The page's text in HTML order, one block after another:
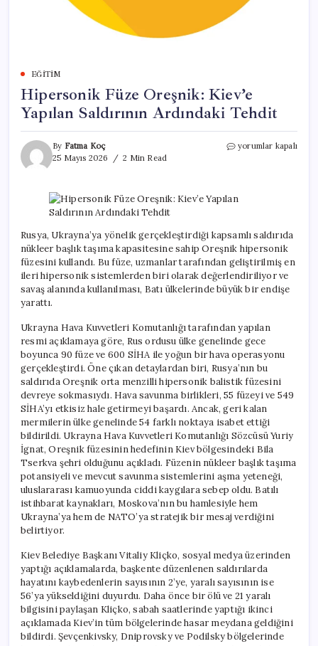
EĞITIM
Hipersonik Füze Oreşnik: Kiev’e
Yapılan Saldırının Ardındaki Tehdit
By Fatma Koç
25 Mayıs 2026
2 Min Read
Hipersonik
Tehdit
yorumlar kapalı
Rusya, Ukrayna’ya yönelik gerçekleştirdiği kapsamlı saldırıda
nükleer başlık taşıma kapasitesine sahip Oreşnik hipersonik
füzesini kullandı. Bu füze, uzmanlar tarafından geliştirilmiş en
ileri hipersonik sistemlerden biri olarak değerlendiriliyor ve
savaş alanında kullanılması, Batı ülkelerinde büyük bir endişe
yarattı.
Ukrayna Hava Kuvvetleri Komutanlığı tarafından yapılan
resmi açıklamaya göre, Rus ordusu ülke genelinde gece
boyunca 90 füze ve 600 SİHA ile yoğun bir hava operasyonu
gerçekleştirdi. Öne çıkan detaylardan biri, Rusya’nın bu
saldırıda Oreşnik orta menzilli hipersonik balistik füzesini
devreye sokmasıydı. Hava savunma birlikleri, 55 füzeyi ve 549
SİHA’yı etkisiz hale getirmeyi başardı. Ancak, geri kalan
mermilerin ülke genelinde 54 farklı noktaya isabet ettiği
bildirildi. Ukrayna Hava Kuvvetleri Komutanlığı Sözcüsü Yuriy
İgnat, Oreşnik füzesinin hedefinin Kiev bölgesindeki Bila
Tserkva şehri olduğunu açıkladı. Füzenin nükleer başlık taşıma
potansiyeli ve mevcut savunma sistemlerini aşma yeteneği,
uluslararası kamuoyunda ciddi kaygılara sebep oldu. Batılı
istihbarat kaynakları, Moskova’nın bu hamlesiyle hem
Ukrayna’ya hem de NATO’ya stratejik bir mesaj verdiğini
belirtiyor.
Kiev Belediye Başkanı Vitaliy Kliçko, sosyal medya üzerinden
yaptığı açıklamalarda, başkente düzenlenen saldırılarda
hayatını kaybedenlerin sayısının 2’ye, yaralı sayısının ise
56’ya yükseldiğini duyurdu. Daha önce bir ölü ve 21 yaralı
bilgisini paylaşan Kliçko, sabah saatlerinde yaptığı ikinci
açıklamada Kiev’in tüm bölgelerinde hasar meydana geldiğini
bildirdi. Şevçenkivsky, Dniprovsky ve Podilsky bölgelerinde